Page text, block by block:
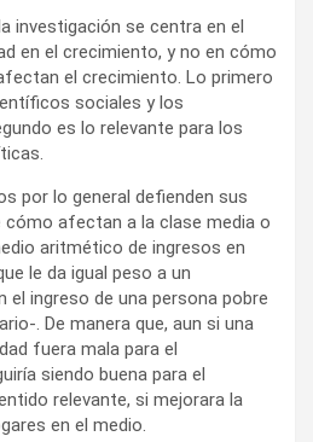
investigación se centra en el
en el crecimiento, y no en cómo
el crecimiento. Lo primero
sociales y los
es lo relevante para los
por lo general defienden sus
afectan a la clase media o
aritmético de ingresos en
le da igual peso a un
el ingreso de una persona pobre
. De manera que, aun si una
fuera mala para el
siendo buena para el
relevante, si mejorara la
en el medio.